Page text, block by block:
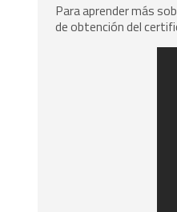
Para aprender más
de obtención del